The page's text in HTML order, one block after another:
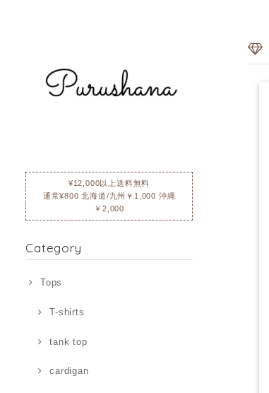
¥12,000以上送料無料
通常¥800 北海道/九州￥1,000 沖縄
￥2,000
Category
Tops
T-shirts
tank top
cardigan